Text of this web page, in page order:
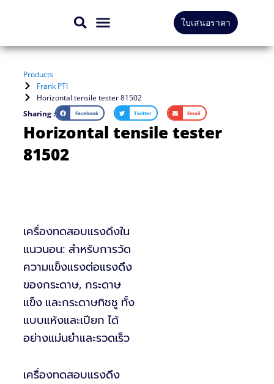
content
ใบเสนอราคา
Products
Frank PTI
Horizontal tensile tester 81502
Sharing :
Facebook Twitter Email
Horizontal tensile tester
81502
เครื่องทดสอบแรงดึงใน
แนวนอน: สำหรับการวัด
ความแข็งแรงต่อแรงดึง
ของกระดาษ, กระดาษ
แข็ง และกระดาษทิชชู ทั้ง
แบบแห้งและเปียก ได้
อย่างแม่นยำและรวดเร็ว
เครื่องทดสอบแรงดึง